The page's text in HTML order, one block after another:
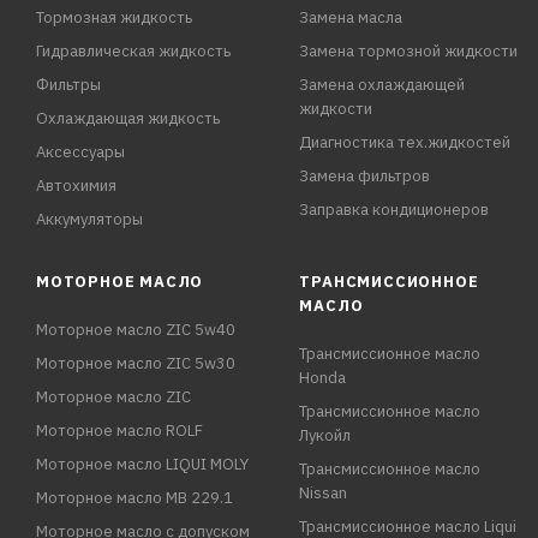
Тормозная жидкость
Гидравлическая жидкость
Фильтры
Охлаждающая жидкость
Аксессуары
Автохимия
Аккумуляторы
Замена масла
Замена тормозной жидкости
Замена охлаждающей
жидкости
Диагностика тех.жидкостей
Замена фильтров
Заправка кондиционеров
МОТОРНОЕ МАСЛО
Моторное масло ZIC 5w40
Моторное масло ZIC 5w30
Моторное масло ZIC
Моторное масло ROLF
Моторное масло LIQUI MOLY
Моторное масло MB 229.1
Моторное масло с допуском
ТРАНСМИССИОННОЕ
МАСЛО
Трансмиссионное масло
Honda
Трансмиссионное масло
Лукойл
Трансмиссионное масло
Nissan
Трансмиссионное масло Liqui